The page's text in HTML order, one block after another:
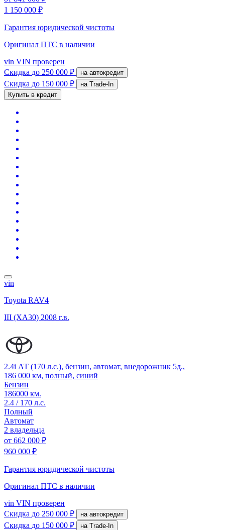
1 150 000 ₽
Гарантия юридической чистоты
Оригинал ПТС в наличии
vin VIN проверен
Скидка до 250 000 ₽ на автокредит
Скидка до 150 000 ₽
на Trade-In
Купить в кредит
vin
Toyota RAV4
III (XA30) 2008 г.в.
2.4i АТ (170 л.с.), бензин, автомат, внедорожник 5д.,
186 000 км, полный, синий
Бензин
186000 км.
2.4 / 170 л.с.
Полный
Автомат
2 владельца
от 662 000 ₽
960 000 ₽
Гарантия юридической чистоты
Оригинал ПТС в наличии
vin VIN проверен
Скидка до 250 000 ₽ на автокредит
Скидка до 150 000 ₽
на Trade-In